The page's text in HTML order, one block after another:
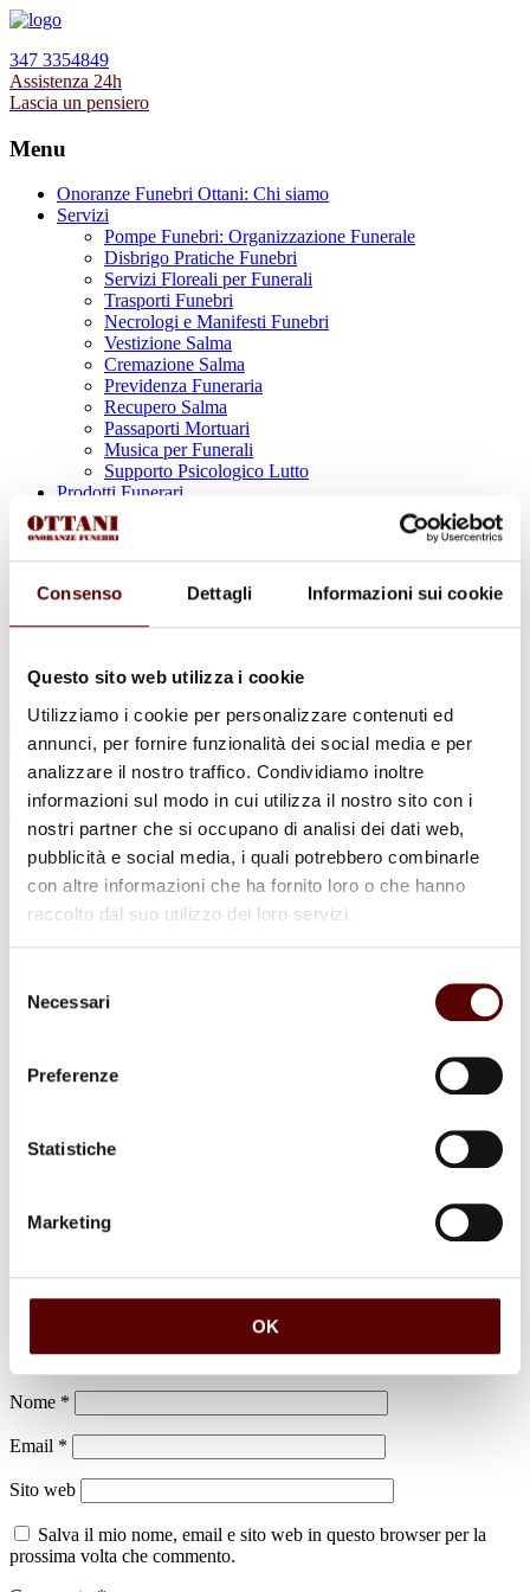
Consenso Dettagli Informazioni sui cookie
Questo sito web utilizza i cookie
Utilizziamo i cookie per personalizzare contenuti ed
annunci, per fornire funzionalità dei social media e per
analizzare il nostro traffico. Condividiamo inoltre
informazioni sul modo in cui utilizza il nostro sito con i
nostri partner che si occupano di analisi dei dati web,
pubblicità e social media, i quali potrebbero combinarle
con altre informazioni che ha fornito loro o che hanno
raccolto dal suo utilizzo dei loro servizi.
delNecessari
Preferenze
Statistiche
Marketing
OK
347 3354849
Assistenza 24h
Lascia un pensiero
Menu
Onoranze Funebri Ottani: Chi siamo
Servizi
Pompe Funebri: Organizzazione Funerale
Disbrigo Pratiche Funebri
Servizi Floreali per Funerali
Trasporti Funebri
Necrologi e Manifesti Funebri
Vestizione Salma
Cremazione Salma
Previdenza Funeraria
Recupero Salma
Passaporti Mortuari
Musica per Funerali
Supporto Psicologico Lutto
Prodotti Funerari
Lapidi, Lastre tombali e Monumenti Funerari
Urne Cinerarie
Allestimento Funebre
In caso di decesso
Necrologi
Info e Contatti
Cerca
per:
Ottorino Minardi
1 Aprile 1926 - 1 Agosto 2022
Lascia un commento
Il tuo indirizzo email non sarà pubblicato.
contrassegnati*
Nome *
Email *
Sito web
Salva il mio nome, email e sito web in questo browser per la
prossima volta che commento.